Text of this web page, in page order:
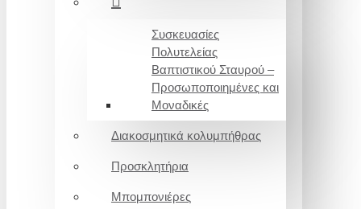
Συσκευασίες
Πολυτελείας
Βαπτιστικού Σταυρού –
Προσωποποιημένες και
Μοναδικές
Διακοσμητικά κολυμπήθρας
Προσκλητήρια
Μπομπονιέρες